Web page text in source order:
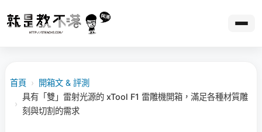
首頁 › 開箱文 & 評測
›
具有「雙」雷射光源的 xTool F1 雷雕機開箱，滿足各種材質雕
刻與切割的需求